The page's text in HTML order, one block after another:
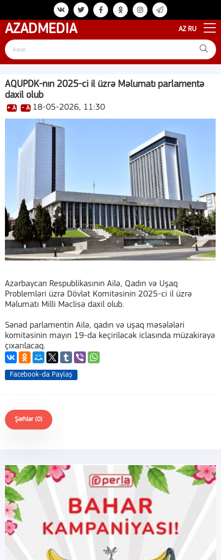
AZADMEDIA AZ RU
AQUPDK-nın 2025-ci il üzrə Məlumatı parlamentə
daxil olub
+ A - A 18-05-2026, 11:30
Azərbaycan Respublikasının Ailə, Qadın və Uşaq
Problemləri üzrə Dövlət Komitəsinin 2025-ci il üzrə
Məlumatı Milli Məclisə daxil olub.
Sənəd parlamentin Ailə, qadın və uşaq məsələləri
komitəsinin mayın 19-da keçiriləcək iclasında müzakirəyə
çıxarılacaq.
Facebook-da Paylaş
Şərhlər (0)